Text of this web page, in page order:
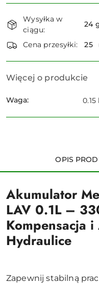
Dostępność
i
dostawa
Wysyłka w
ciągu:
24
Cena przesyłki: 25
Więcej o produkcie
Waga: 0.15
OPIS
Akumulator
LAV 0.1L –
Kompensacja
Hydraulice
Zapewnij stabilną